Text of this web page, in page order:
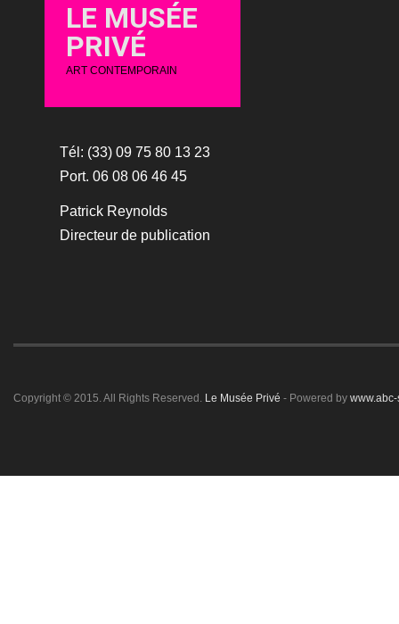
LE MUSÉE
PRIVÉ
ART CONTEMPORAIN
Tél: (33) 09 75 80 13 23
Port. 06 08 06 46 45
Patrick Reynolds
Directeur de publication
Copyright © 2015. All Rights Reserved. Le Musée Privé - Powered by